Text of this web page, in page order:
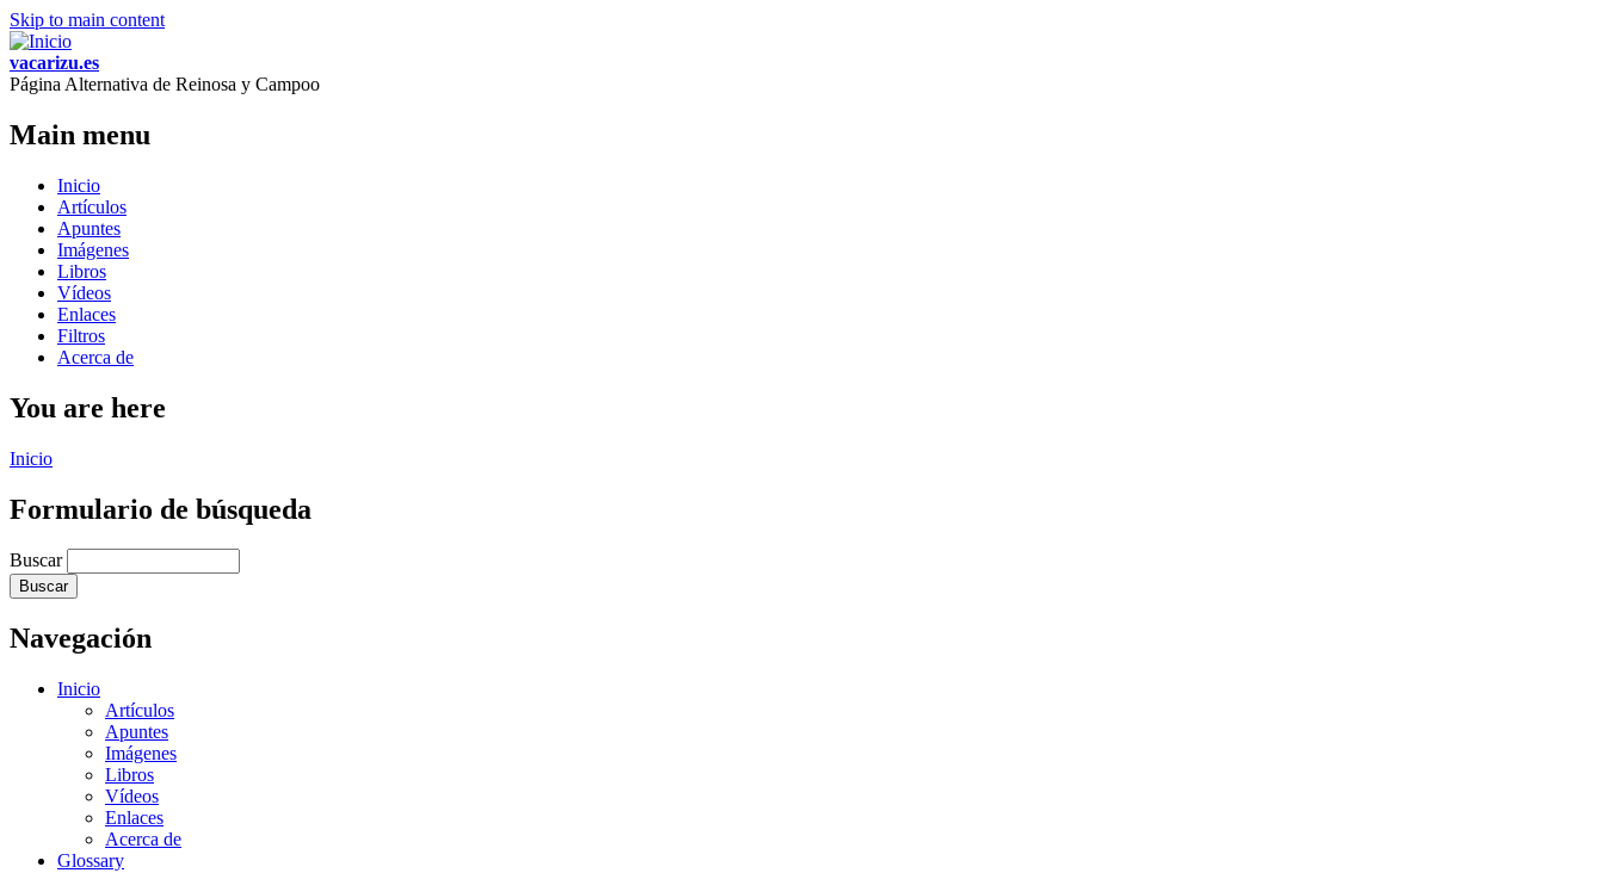
Skip to main content
vacarizu.es
Página Alternativa de Reinosa y Campoo
Main menu
Inicio
Artículos
Apuntes
Imágenes
Libros
Vídeos
Enlaces
Filtros
Acerca de
You are here
Inicio
Formulario de búsqueda
Buscar
Navegación
Inicio
Artículos
Apuntes
Imágenes
Libros
Vídeos
Enlaces
Acerca de
Glossary